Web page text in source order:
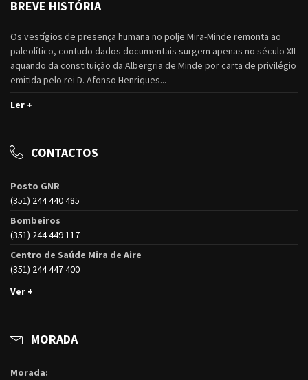
BREVE HISTÓRIA
Os vestígios de presença humana no polje Mira-Minde remonta ao
paleolítico, contudo dados documentais surgem apenas no século XII
aquando da constituição da Albergria de Minde por carta de privilégio
emitida pelo rei D. Afonso Henriques...
Ler +
CONTACTOS
Posto GNR
(351) 244 440 485
Bombeiros
(351) 244 449 117
Centro de Saúde Mira de Aire
(351) 244 447 400
Ver +
MORADA
Morada: